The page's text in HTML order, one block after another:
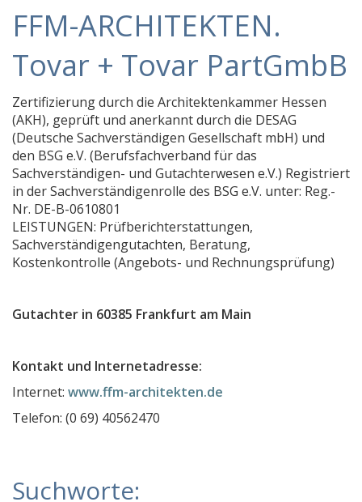
FFM-ARCHITEKTEN. Tovar + Tovar PartGmbB
ATREMIS Ingenieurgesellschaft mbH
Haug Immobiliengutachten
SVBO Kfz Sachverständigen Büro Offenbach
Sachverständigenbüro Oliver Margraf
Sachverständigenbüro Rolf Tuchel
Kfz.-Sachverständigenbüro Guck
Immobilienbewertung Rachor
Lars Kuntz Sachverständiger
Büro für Baudiagnostik Nadine Malcherowitz
FFM-ARCHITEKTEN.
Tovar + Tovar PartGmbB
Zertifizierung durch die Architektenkammer Hessen
(AKH), geprüft und anerkannt durch die DESAG
(Deutsche Sachverständigen Gesellschaft mbH) und
den BSG e.V. (Berufsfachverband für das
Sachverständigen- und Gutachterwesen e.V.) Registriert
in der Sachverständigenrolle des BSG e.V. unter: Reg.-
Nr. DE-B-0610801
LEISTUNGEN: Prüfberichterstattungen,
Sachverständigengutachten, Beratung,
Kostenkontrolle (Angebots- und Rechnungsprüfung)
Gutachter in 60385 Frankfurt am Main
Kontakt und Internetadresse:
Internet: www.ffm-architekten.de
Telefon: (0 69) 40562470
Suchworte: